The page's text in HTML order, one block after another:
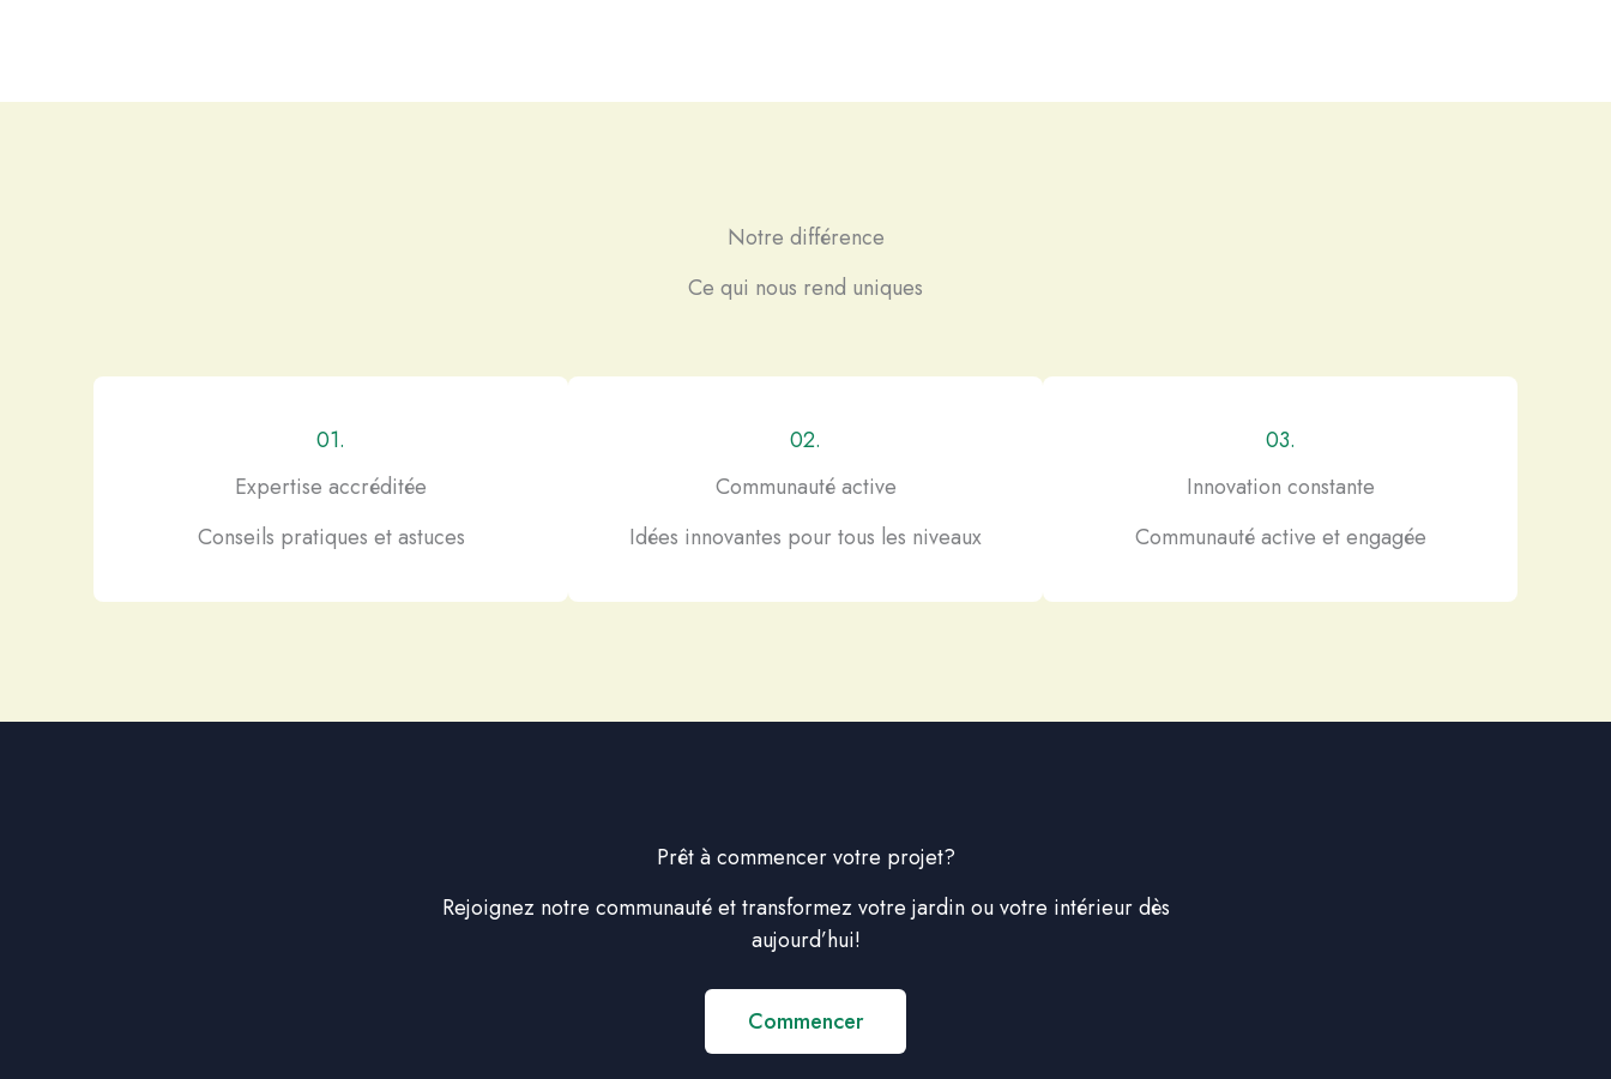
Notre différence
Ce qui nous rend uniques
01.
Expertise accréditée
Conseils pratiques et astuces
02.
Communauté active
Idées innovantes pour tous les niveaux
03.
Innovation constante
Communauté active et engagée
Prêt à commencer votre projet?
Rejoignez notre communauté et transformez votre jardin ou votre intérieur dès
aujourd’hui!
Commencer